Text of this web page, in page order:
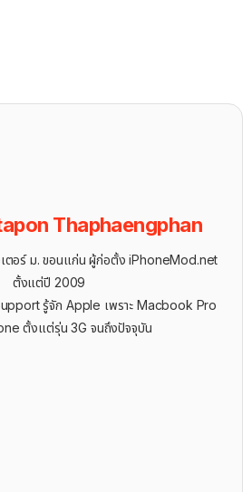
Thaphaengphan
ตอร์ ม. ขอนแก่น ผู้ก่อตั้ง iPhoneMod.net
ตั้งแต่ปี 2009
รู้จัก ​Apple เพราะ Macbook Pro
ตั้งแต่รุ่น 3G จนถึงปัจจุบัน